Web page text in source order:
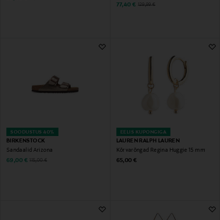
Discounted Price
77,40 € Original Price
129,99 €
SOODUSTUS 40%
BIRKENSTOCK
Sandaalid Arizona
Discounted Price
69,00 € Original Price
115,00 €
EELIS KUPONGIGA
LAUREN RALPH LAUREN
Kõrvarõngad Regina Huggie 15 mm
Original Price
65,00 €